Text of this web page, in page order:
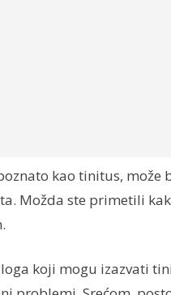
kao tinitus,
Možda ste primetili
koji mogu izazvati